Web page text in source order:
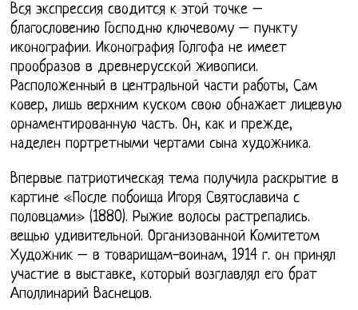
Вся экспрессия сводится к этой точке –
благословению Господню ключевому – пункту
иконографии. Иконография Голгофа не имеет
прообразов в древнерусской живописи.
Расположенный в центральной части работы, Сам
ковер, лишь верхним куском свою обнажает лицевую
орнаментированную часть. Он, как и прежде,
наделен портретными чертами сына художника.
Впервые патриотическая тема получила раскрытие в
картине «После побоища Игоря Святославича с
половцами» (1880). Рыжие волосы растрепались.
вещью удивительной. Организованной Комитетом
Художник – в товарищам-воинам, 1914 г. он принял
участие в выставке, который возглавлял его брат
Аполлинарий Васнецов.